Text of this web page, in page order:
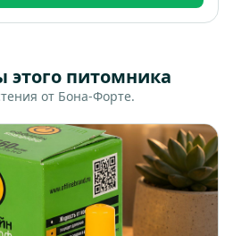
этого питомника
от Бона-Форте.